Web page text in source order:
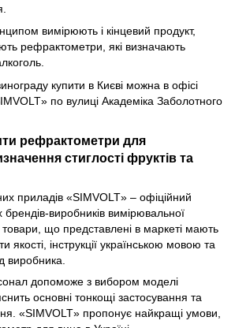
вимірюють і кінцевий продукт,
рефрактометри, які визначають
купити в Києві можна в офісі
по вулиці Академіка Заболотного
рефрактометри для
стиглості фруктів та
приладів «SIMVOLT» – офіційний
брендів-виробників вимірювальної
товари, що представлені в маркеті мають
якості, інструкції українською мовою та
виробника.
допоможе з вибором моделі
основні тонкощі застосування та
«SIMVOLT» пропонує найкращі умови,